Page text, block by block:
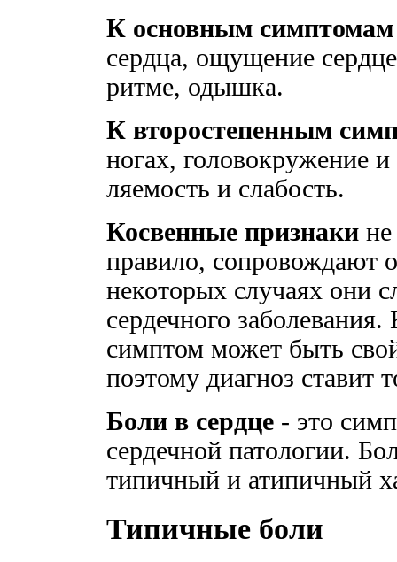
К основным симптомам
сердца, ощущение
ритме, одышка.
К второстепенным
ногах, головокружение
ляемость и слабость.
Косвенные признаки
правило, сопровождают
некоторых случаях они
сердечного
симптом может быть
поэтому диагноз ставит
Боли в сердце - это
сердечной патологии.
типичный и атипичный
Типичные боли